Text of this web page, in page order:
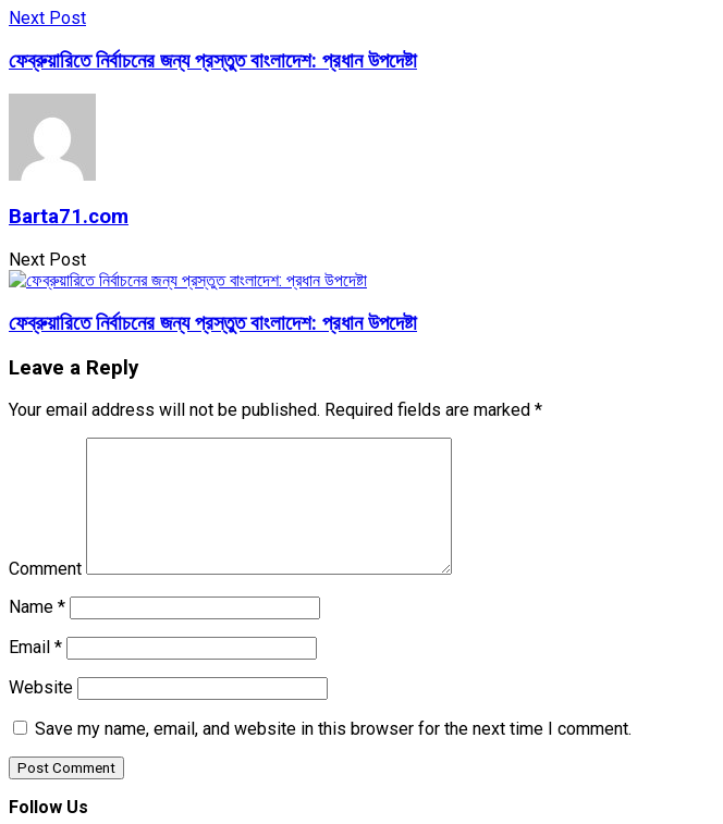
Next Post
ফেব্রুয়ারিতে নির্বাচনের জন্য প্রস্তুত বাংলাদেশ: প্রধান উপদেষ্টা
Barta71.com
Next Post
ফেব্রুয়ারিতে নির্বাচনের জন্য প্রস্তুত বাংলাদেশ: প্রধান উপদেষ্টা
Leave a Reply
Your email address will not be published. Required fields are marked *
Comment
Name *
Email *
Website
Save my name, email, and website in this browser for the next time I comment.
Follow Us